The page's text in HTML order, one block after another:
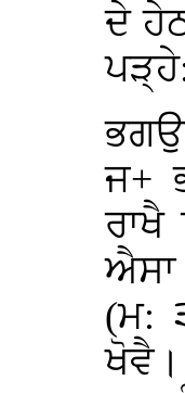
ਦੇ
ਜ+
(ਮ: